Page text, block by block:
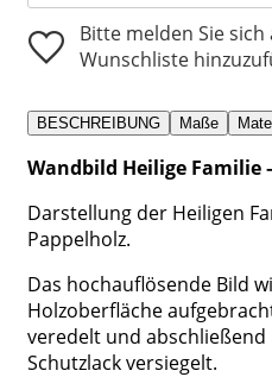
Bitte melden Sie
Wunschliste
BESCHREIBUNG Maße
Wandbild Heilige Familie
Darstellung der Heiligen
Pappelholz.
Das hochauflösende Bild
Holzoberfläche
veredelt und
Schutzlack versiegelt.